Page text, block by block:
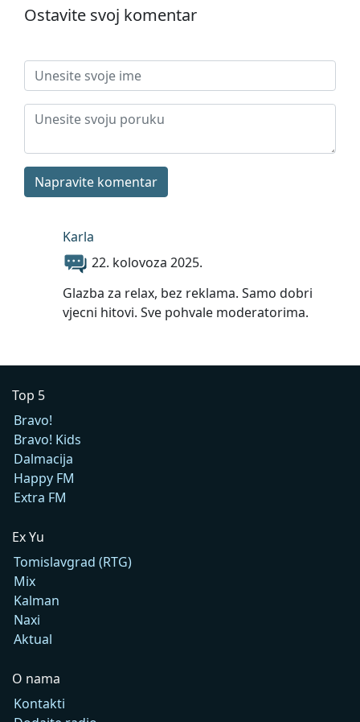
Ostavite svoj komentar
Napravite komentar
Karla
22. kolovoza 2025.
Glazba za relax, bez reklama. Samo dobri
vjecni hitovi. Sve pohvale moderatorima.
Top 5
Bravo!
Bravo! Kids
Dalmacija
Happy FM
Extra FM
Ex Yu
Tomislavgrad (RTG)
Mix
Kalman
Naxi
Aktual
O nama
Kontakti